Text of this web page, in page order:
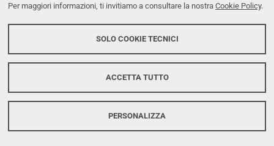
Per maggiori informazioni, ti invitiamo a consultare la nostra Cookie Policy.
SOLO COOKIE TECNICI
ACCETTA TUTTO
PERSONALIZZA
Dichiarazione di accessibilità
Protezione dati personali